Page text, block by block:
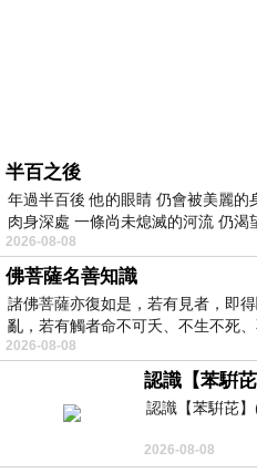
半百之後
年過半百後 他的眼睛 仍會被美麗的
肉身深處 一條尚未熄滅的河流 仍渴
2026-08-08
佛菩薩名善知識
諸佛菩薩亦復如是，若有見者，即
亂，若有觸者命不可夭、不生不死
受
2026-08-08
認識【苯騈
認識【苯騈芘】
2026-08-08